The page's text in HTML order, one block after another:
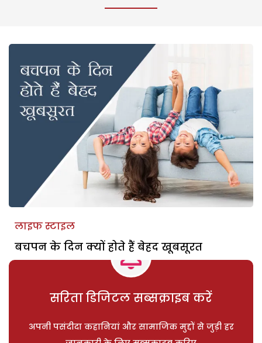
लाइफ स्टाइल
बचपन के दिन क्यों होते हैं बेहद खूबसूरत
सरिता डिजिटल सब्सक्राइब करें
अपनी पसंदीदा कहानियां और सामाजिक मुद्दों से जुड़ी हर